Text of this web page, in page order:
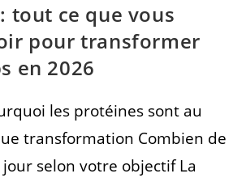
tout ce que vous
pour transformer
en 2026
les protéines sont au
transformation Combien de
selon votre objectif La